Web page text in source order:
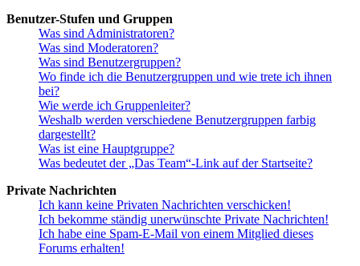
Benutzer-Stufen und Gruppen
Was sind Administratoren?
Was sind Moderatoren?
Was sind Benutzergruppen?
Wo finde ich die Benutzergruppen und wie trete ich ihnen
bei?
Wie werde ich Gruppenleiter?
Weshalb werden verschiedene Benutzergruppen farbig
dargestellt?
Was ist eine Hauptgruppe?
Was bedeutet der „Das Team“-Link auf der Startseite?
Private Nachrichten
Ich kann keine Privaten Nachrichten verschicken!
Ich bekomme ständig unerwünschte Private Nachrichten!
Ich habe eine Spam-E-Mail von einem Mitglied dieses
Forums erhalten!